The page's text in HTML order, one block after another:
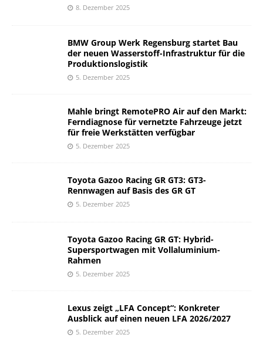
8. Dezember 2025
BMW Group Werk Regensburg startet Bau
der neuen Wasserstoff-Infrastruktur für die
Produktionslogistik
5. Dezember 2025
Mahle bringt RemotePRO Air auf den Markt:
Ferndiagnose für vernetzte Fahrzeuge jetzt
für freie Werkstätten verfügbar
5. Dezember 2025
Toyota Gazoo Racing GR GT3: GT3-
Rennwagen auf Basis des GR GT
5. Dezember 2025
Toyota Gazoo Racing GR GT: Hybrid-
Supersportwagen mit Vollaluminium-
Rahmen
5. Dezember 2025
Lexus zeigt „LFA Concept“: Konkreter
Ausblick auf einen neuen LFA 2026/2027
5. Dezember 2025